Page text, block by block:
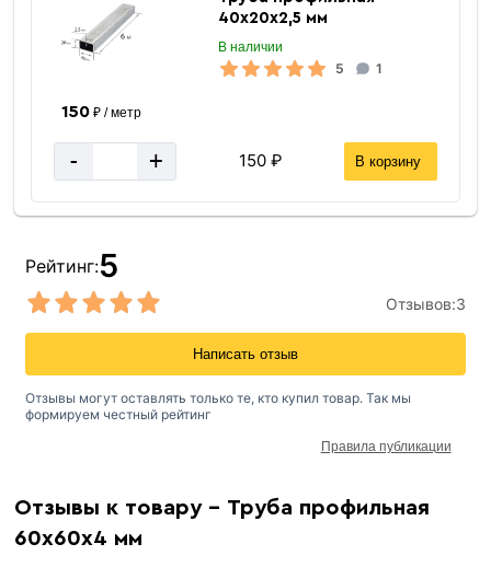
40х20х2,5 мм
В наличии
5 1
150₽ / метр
- + 150 ₽ В корзину
Отзывы к товару - Труба профильная
60х60х4 мм
Рейтинг:5
Отзывов:3
Написать отзыв
Отзывы могут оставлять только те, кто купил товар. Так мы
формируем честный рейтинг
Правила публикации